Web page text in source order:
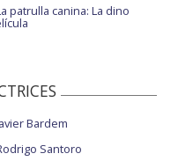
patrulla canina: La dino
Bardem
Santoro